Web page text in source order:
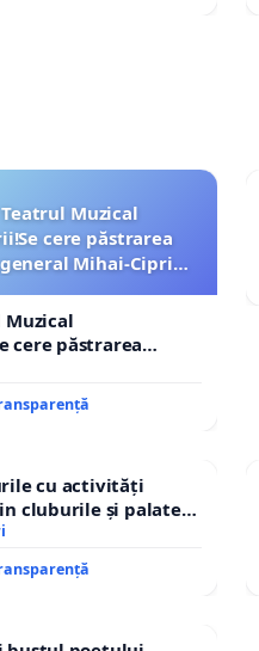
Muzical
cere păstrarea
Mihai-Ciprian
Muzical
cere păstrarea
Mihai-Ciprian
cu activități
cluburile și palatele